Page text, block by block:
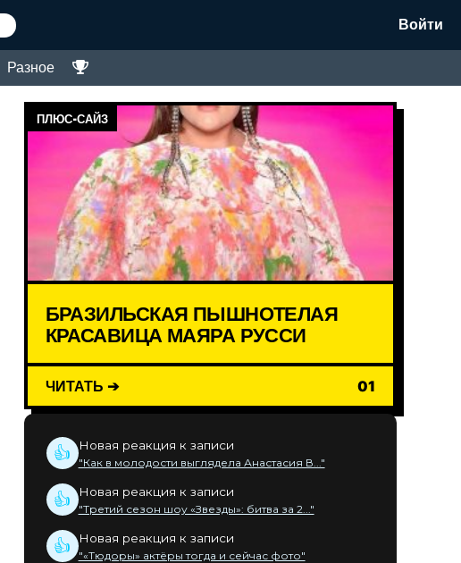
Войти
Разное
ПЛЮС-САЙЗ
БРАЗИЛЬСКАЯ ПЫШНОТЕЛАЯ
КРАСАВИЦА МАЯРА РУССИ
ЧИТАТЬ ➔ 01
👍 Новая реакция к записи
"Как в молодости выглядела Анастасия В..."
👍 Новая реакция к записи
"Третий сезон шоу «Звезды»: битва за 2..."
👍 Новая реакция к записи
"«Тюдоры» актёры тогда и сейчас фото"